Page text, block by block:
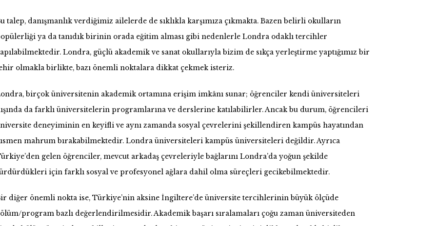
talep, danışmanlık verdiğimiz ailelerde de sıklıkla karşımıza çıkmakta. Bazen belirli okulların
ya da tanıdık birinin orada eğitim alması gibi nedenlerle Londra odaklı tercihler
Londra, güçlü akademik ve sanat okullarıyla bizim de sıkça yerleştirme yaptığımız bir
olmakla birlikte, bazı önemli noktalara dikkat çekmek isteriz.
birçok üniversitenin akademik ortamına erişim imkânı sunar; öğrenciler kendi üniversiteleri
da farklı üniversitelerin programlarına ve derslerine katılabilirler. Ancak bu durum, öğrencileri
deneyiminin en keyifli ve aynı zamanda sosyal çevrelerini şekillendiren kampüs hayatından
mahrum bırakabilmektedir. Londra üniversiteleri kampüs üniversiteleri değildir. Ayrıca
gelen öğrenciler, mevcut arkadaş çevreleriyle bağlarını Londra’da yoğun şekilde
için farklı sosyal ve profesyonel ağlara dahil olma süreçleri gecikebilmektedir.
diğer önemli nokta ise, Türkiye’nin aksine İngiltere’de üniversite tercihlerinin büyük ölçüde
program bazlı değerlendirilmesidir. Akademik başarı sıralamaları çoğu zaman üniversiteden